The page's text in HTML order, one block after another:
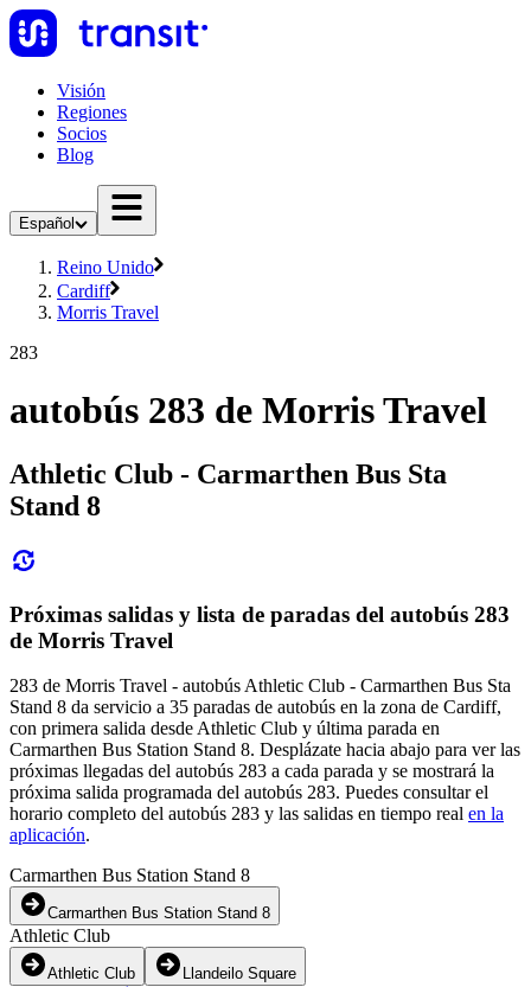
Visión
Regiones
Socios
Blog
Español
Reino Unido
Cardiff
Morris Travel
283
autobús 283 de Morris Travel
Athletic Club - Carmarthen Bus Sta
Stand 8
Próximas salidas y lista de paradas del autobús 283
de Morris Travel
283 de Morris Travel - autobús Athletic Club - Carmarthen Bus Sta
Stand 8 da servicio a 35 paradas de autobús en la zona de Cardiff,
con primera salida desde Athletic Club y última parada en
Carmarthen Bus Station Stand 8. Desplázate hacia abajo para ver las
próximas llegadas del autobús 283 a cada parada y se mostrará la
próxima salida programada del autobús 283. Puedes consultar el
horario completo del autobús 283 y las salidas en tiempo real en la
aplicación.
Carmarthen Bus Station Stand 8
Carmarthen Bus Station Stand 8
Athletic Club
Athletic Club Llandeilo Square